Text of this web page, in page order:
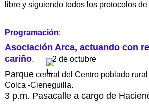
libre y siguiendo todos los protocolos
Programación:
Asociación Arca, actuando con
cariño. 2 de octubre
Parque central del Centro poblado
Colca -Cieneguilla.
3 p.m. Pasacalle a cargo de